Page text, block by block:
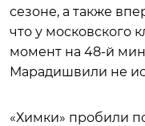
сезоне, а также
что у московского
момент на 48-й
Марадишвили не
«Химки» пробили